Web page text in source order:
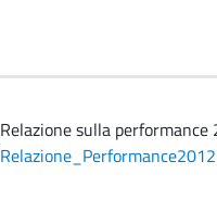
Name
Relazione sulla performance
File